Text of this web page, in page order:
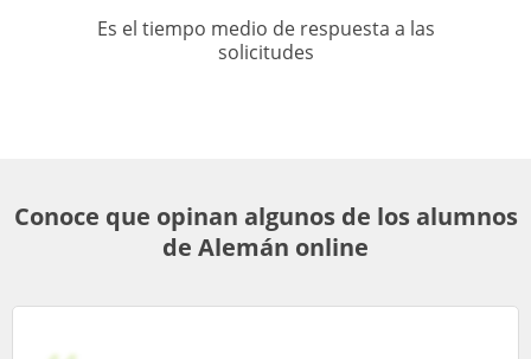
Es el tiempo medio de respuesta a las
solicitudes
Conoce que opinan algunos de los alumnos
de Alemán online